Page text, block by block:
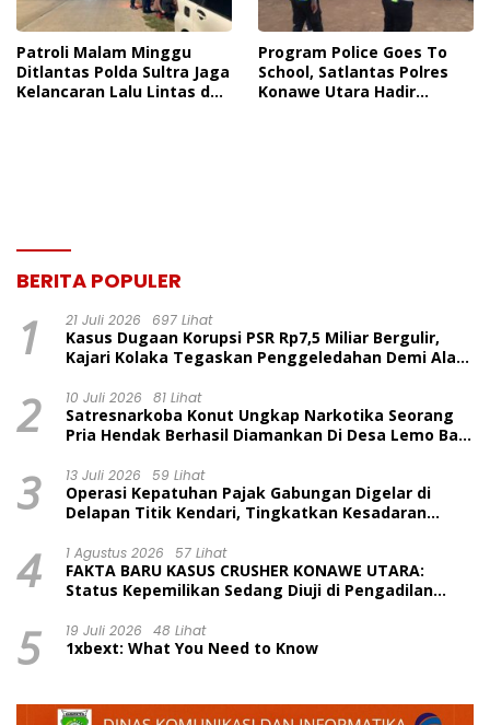
Patroli Malam Minggu
Ditlantas Polda Sultra Jaga
Kelancaran Lalu Lintas dan
Program Police Goes To
School, Satlantas Polres
Konawe Utara Hadir
BERITA POPULER
1 21 Juli 2026 697 Lihat
Kasus Dugaan Korupsi PSR Rp7,5 Miliar Bergulir,
Kajari Kolaka Tegaskan Penggeledahan Demi Alat
2 10 Juli 2026 81 Lihat
Satresnarkoba Konut Ungkap Narkotika Seorang
Pria Hendak Berhasil Diamankan Di Desa Lemo Bajo
3 13 Juli 2026 59 Lihat
Operasi Kepatuhan Pajak Gabungan Digelar di
Delapan Titik Kendari, Tingkatkan Kesadaran
4 1 Agustus 2026 57 Lihat
FAKTA BARU KASUS CRUSHER KONAWE UTARA:
Status Kepemilikan Sedang Diuji di Pengadilan
Dinilai Prematur
5 19 Juli 2026 48 Lihat
1xbext: What You Need to Know